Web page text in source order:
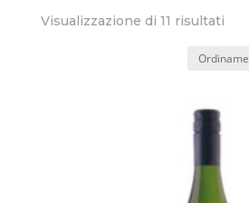
Visualizzazione di 11 risultati